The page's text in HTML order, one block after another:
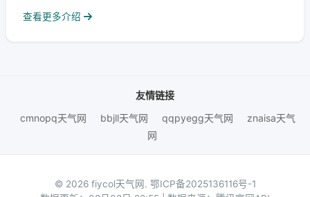
查看更多介绍
友情链接
cmnopq天气网
bbjll天气网 qqpyegg天气网
znaisa天气
网
© 2026 fiycol天气网. 鄂ICP备2025136116号-1